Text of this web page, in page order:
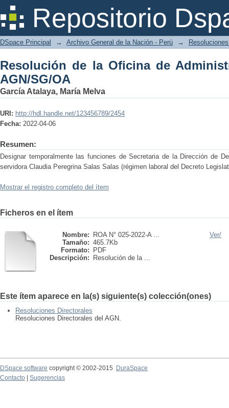
Repositorio
Resolución de la Oficina de
DSpace Principal → Archivo General de la Nación - Perú →
Resolución de la Oficina de
AGN/SG/OA
García Atalaya, María Melva
URI: http://hdl.handle.net/123456789/2454
Fecha: 2022-04-06
Resumen:
Designar temporalmente las funciones de Secretaria de la Dirección de
servidora Claudia Peregrina Salas Salas (régimen laboral del Decreto
Mostrar el registro completo del ítem
Ficheros en el ítem
Nombre:
ROA N° 025-2022-A ...
Tamaño: 465.7Kb
Formato:
PDF
Descripción:
Resolución de la ...
Ver/
Este ítem aparece en la(s) siguiente(s) colección(ones)
Resoluciones Directorales
Resoluciones Directorales del AGN.
DSpace software copyright © 2002-2015
DuraSpace
Contacto
Sugerencias